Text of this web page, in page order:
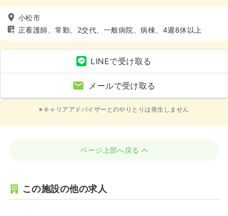
小松市
正看護師、常勤、2交代、一般病院、病棟、4週8休以上
LINEで受け取る
メールで受け取る
※キャリアアドバイザーとのやりとりは発生しません
ページ上部へ戻る
この施設の他の求人